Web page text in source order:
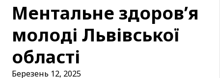
Ментальне здоров’я
молоді Львівської
області
Березень 12, 2025